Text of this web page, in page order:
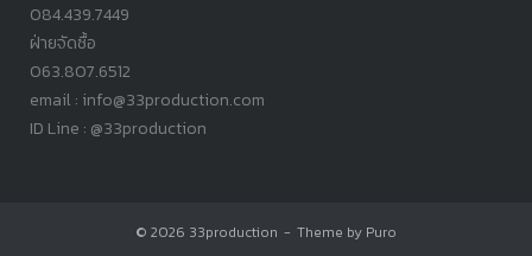
084.439.7449
ฝ่ายจัดซื้อ
063.807.6512
email : info@33production.com
ID Line : @33production
© 2026 33production Theme by Puro